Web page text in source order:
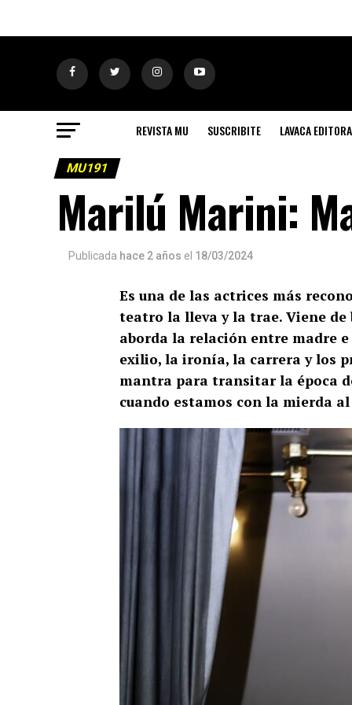
REVISTA MU SUSCRIBITE LAVACA EDITORA
MU191
Marilú Marini:
Publicada hace 2 años el 18/03/2024
Es una de las actrices más
teatro la lleva y la trae. Viene
aborda la relación entre madre
exilio, la ironía, la carrera y los
mantra para transitar la época
cuando estamos con la mierda